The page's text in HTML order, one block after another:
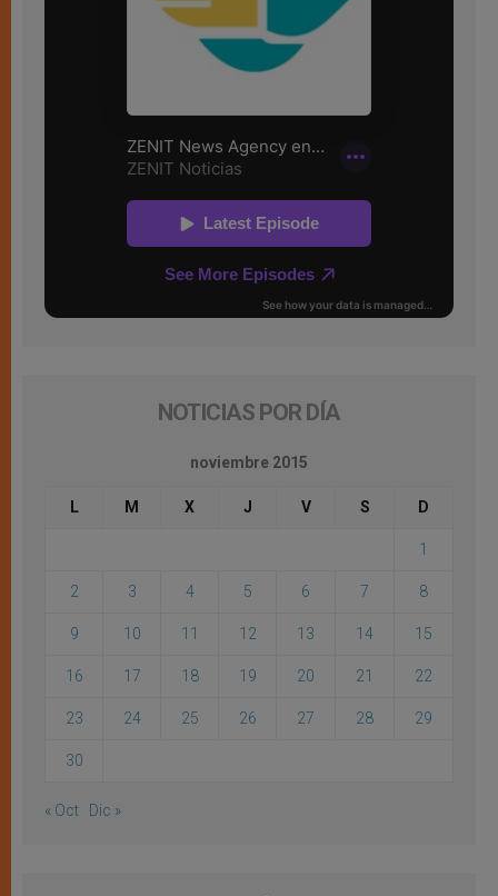
NOTICIAS POR DÍA
noviembre 2015
L M X J V S D
1
2 3 4 5 6 7 8
9 10 11 12 13 14 15
16 17 18 19 20 21 22
23 24 25 26 27 28 29
30
« Oct Dic »